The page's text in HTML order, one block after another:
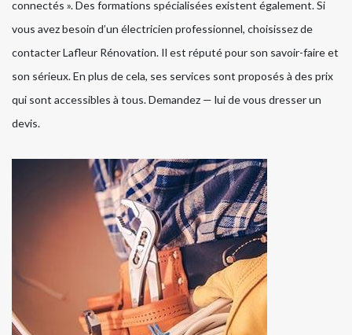
connectés ». Des formations spécialisées existent également. Si
vous avez besoin d’un électricien professionnel, choisissez de
contacter Lafleur Rénovation. Il est réputé pour son savoir-faire et
son sérieux. En plus de cela, ses services sont proposés à des prix
qui sont accessibles à tous. Demandez — lui de vous dresser un
devis.